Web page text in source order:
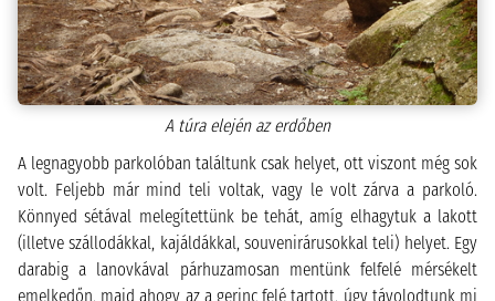
A túra elején az erdőben
A legnagyobb parkolóban találtunk csak helyet, ott viszont még sok
volt. Feljebb már mind teli voltak, vagy le volt zárva a parkoló.
Könnyed sétával melegítettünk be tehát, amíg elhagytuk a lakott
(illetve szállodákkal, kajáldákkal, souvenirárusokkal teli) helyet. Egy
darabig a lanovkával párhuzamosan mentünk felfelé mérsékelt
emelkedőn, majd ahogy az a gerinc felé tartott, úgy távolodtunk mi